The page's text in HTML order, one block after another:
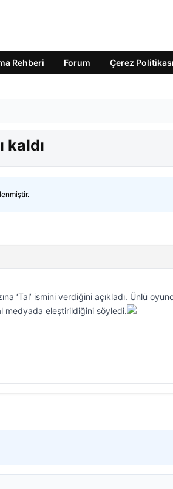
Rehberi Forum Çerez Politikası
kaldı
‘Tal’ ismini verdiğini açıkladı. Ünlü
medyada eleştirildiğini söyledi.